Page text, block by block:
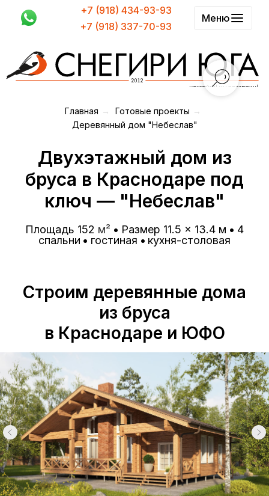
+7 (918) 434-93-93
+7 (918) 337-70-93
Меню
Главная → Готовые проекты →
Деревянный дом "Небеслав"
Двухэтажный дом из
бруса в Краснодаре под
ключ — "Небеслав"
Площадь 152 м² • Размер 11.5 × 13.4 м • 4
спальни • гостиная • кухня-столовая
Строим деревянные дома
из бруса
в Краснодаре и ЮФО